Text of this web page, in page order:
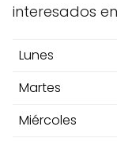
interesados
Lunes
Martes
Miércoles